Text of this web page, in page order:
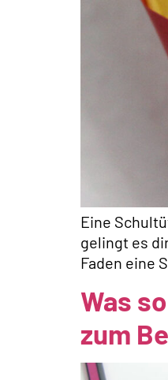
Eine
gelingt es
Faden eine
Was
zum